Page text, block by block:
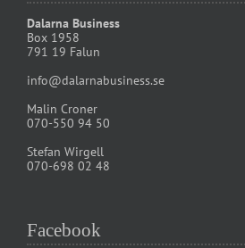
Dalarna Business
Box 1958
791 19 Falun
info@dalarnabusiness.se
Malin Croner
070-550 94 50
Stefan Wirgell
070-698 02 48
Facebook